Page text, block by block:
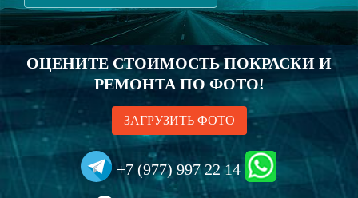
ОЦЕНИТЕ СТОИМОСТЬ ПОКРАСКИ И
РЕМОНТА ПО ФОТО!
ЗАГРУЗИТЬ ФОТО
+7 (977) 997 22 14